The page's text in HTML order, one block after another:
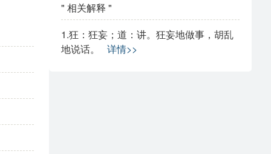
" 相关解释 "
1.狂：狂妄；道：讲。狂妄地做事，胡乱
地说话。 详情>>